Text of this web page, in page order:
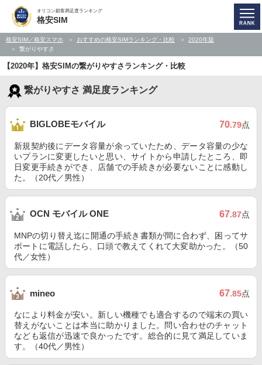
オリコン顧客満足度ランキング
格安SIM
格安SIM／格安スマホ おすすめの格安SIMランキング・比較
2020年版
繋がりやすさ
【2020年】格安SIMの繋がりやすさランキング・比較
繋がりやすさ 満足度ランキング
BIGLOBEモバイル 70.79点
新規契約後にデータ容量が余っていたため、データ容量の少な
いプランに変更したいと思い、サイトから申請したところ、即
日変更手続きができ、店舗での手続きが必要ないことに感動し
た。（20代／男性）
OCN モバイル ONE 67.87点
MNPの切り替え迄に開通の手続き書類が間に合わず、困ってサ
ポートに電話したら、口頭で教えてくれて大変助かった。（50
代／女性）
mineo 67.85点
なにより料金が安い。新しい機種でも適合するので端末の買い
替えがないことは本当に助かりました。問い合わせのチャット
なども返信が迅速で良かったです。総合的に見て満足していま
す。（40代／男性）